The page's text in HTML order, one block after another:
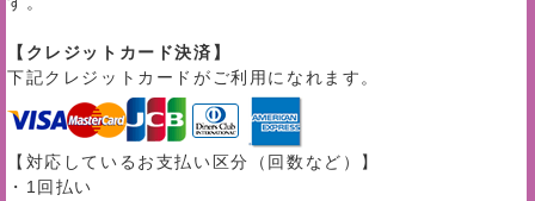
【クレジットカード決済】
下記クレジットカードがご利用になれます。
【対応しているお支払い区分（回数など）】
・1回払い